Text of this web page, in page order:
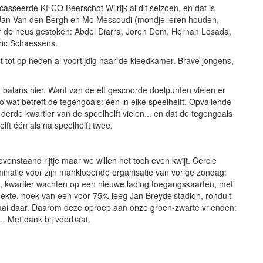
KFCO Beerschot Wilrijk al dit seizoen, en dat is
Van den Bergh en Mo Messoudi (mondje leren houden,
neus gestoken: Abdel Diarra, Joren Dom, Hernan Losada,
Schaessens.
op heden al voortijdig naar de kleedkamer. Brave jongens,
hier. Want van de elf gescoorde doelpunten vielen er
betreft de tegengoals: één in elke speelhelft. Opvallende
kwartier van de speelhelft vielen... en dat de tegengoals
één als na speelhelft twee.
rijtje maar we willen het toch even kwijt. Cercle
voor zijn manklopende organisatie van vorige zondag:
wachten op een nieuwe lading toegangskaarten, met
hoek van een voor 75% leeg Jan Breydelstadion, ronduit
daar. Daarom deze oproep aan onze groen-zwarte vrienden:
Met dank bij voorbaat.